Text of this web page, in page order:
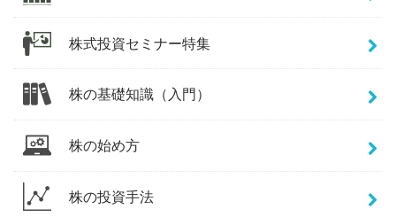
株式投資セミナー特集
株の基礎知識（入門）
株の始め方
株の投資手法